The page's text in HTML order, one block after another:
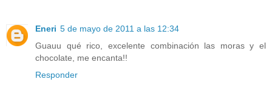
Eneri 5 de mayo de 2011 a las 12:34
Guauu qué rico, excelente combinación las moras y el
chocolate, me encanta!!
Responder